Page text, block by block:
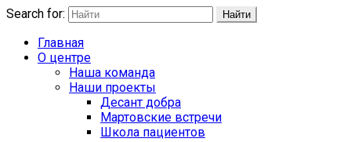
Search for: Найти
Главная
О центре
Наша команда
Наши проекты
Десант добра
Мартовские встречи
Школа пациентов